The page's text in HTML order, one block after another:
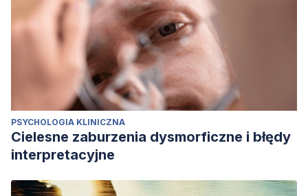
PSYCHOLOGIA KLINICZNA
Cielesne zaburzenia dysmorficzne i błędy
interpretacyjne